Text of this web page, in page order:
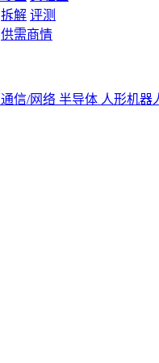
拆解 评测
供需商情
通信/网络 半导体 人形机器